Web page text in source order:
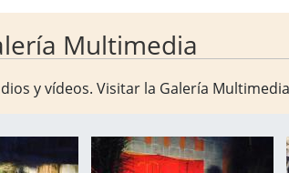
Multimedia
y vídeos. Visitar la Galería Multimedia